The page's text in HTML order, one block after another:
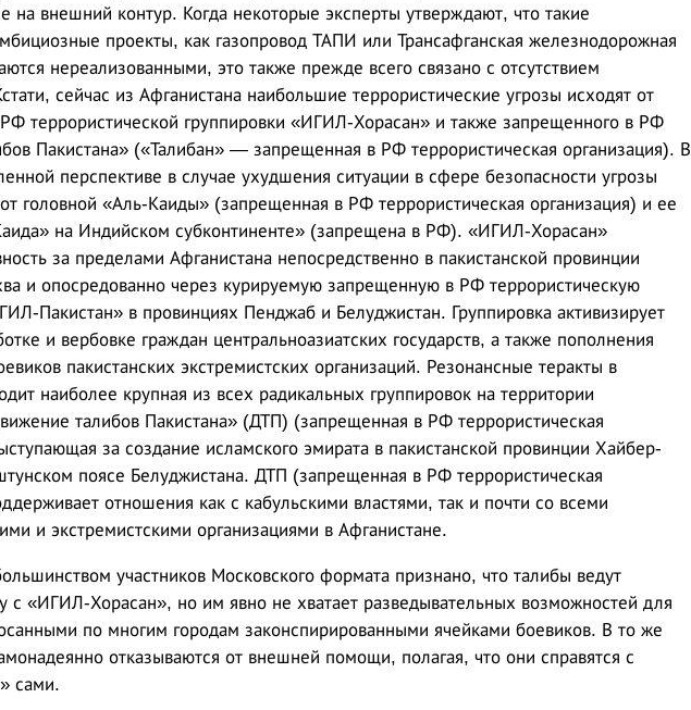
на внешний контур. Когда некоторые эксперты утверждают, что такие
проекты, как газопровод ТАПИ или Трансафганская железнодорожная
нереализованными, это также прежде всего связано с отсутствием
сейчас из Афганистана наибольшие террористические угрозы исходят от
террористической группировки «ИГИЛ-Хорасан» и также запрещенного в РФ
Пакистана» («Талибан» — запрещенная в РФ террористическая организация). В
перспективе в случае ухудшения ситуации в сфере безопасности угрозы
головной «Аль-Каиды» (запрещенная в РФ террористическая организация) и ее
на Индийском субконтиненте» (запрещена в РФ). «ИГИЛ-Хорасан»
за пределами Афганистана непосредственно в пакистанской провинции
и опосредованно через курируемую запрещенную в РФ террористическую
Пакистан» в провинциях Пенджаб и Белуджистан. Группировка активизирует
и вербовке граждан центральноазиатских государств, а также пополнения
пакистанских экстремистских организаций. Резонансные теракты в
наиболее крупная из всех радикальных группировок на территории
талибов Пакистана» (ДТП) (запрещенная в РФ террористическая
за создание исламского эмирата в пакистанской провинции Хайбер-
поясе Белуджистана. ДТП (запрещенная в РФ террористическая
отношения как с кабульскими властями, так и почти со всеми
и экстремистскими организациями в Афганистане.
участников Московского формата признано, что талибы ведут
с «ИГИЛ-Хорасан», но им явно не хватает разведывательных возможностей для
по многим городам законспирированными ячейками боевиков. В то же
отказываются от внешней помощи, полагая, что они справятся с
сами.